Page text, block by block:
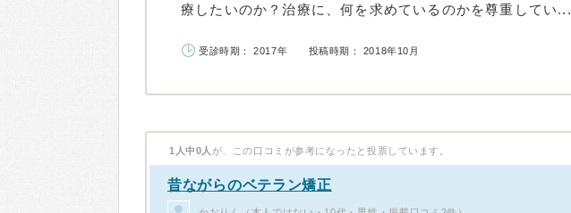
療したいのか？治療に、何を求めているのかを尊重してい...
受診時期： 2017年 投稿時期： 2018年10月
1人中0人 が、この口コミが参考になったと投票しています。
昔ながらのベテラン矯正